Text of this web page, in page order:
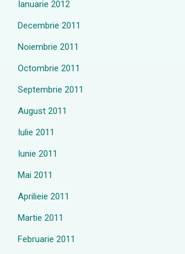
Ianuarie 2012
Decembrie 2011
Noiembrie 2011
Octombrie 2011
Septembrie 2011
August 2011
Iulie 2011
Iunie 2011
Mai 2011
Aprilieie 2011
Martie 2011
Februarie 2011